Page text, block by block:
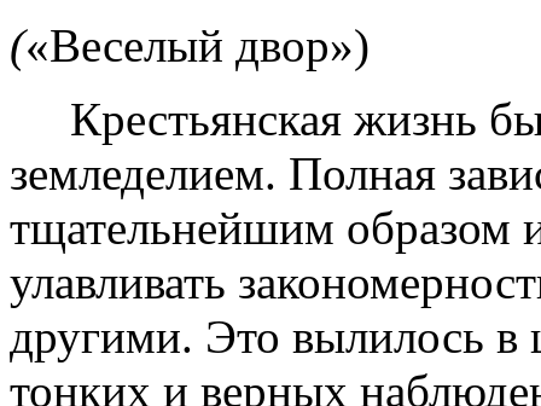
(«Веселый двор»)
Крестьянская жизнь
земледелием. Полная
тщательнейшим образом
улавливать
другими. Это вылилось в
тонких и верных